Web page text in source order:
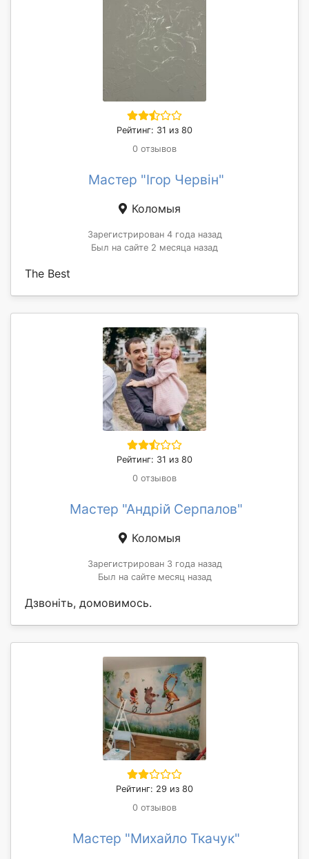
Рейтинг: 31 из 80
0 отзывов
Мастер "Ігор Червін"
Коломыя
Зарегистрирован 4 года назад
Был на сайте 2 месяца назад
The Best
Рейтинг: 31 из 80
0 отзывов
Мастер "Андрій Серпалов"
Коломыя
Зарегистрирован 3 года назад
Был на сайте месяц назад
Дзвоніть, домовимось.
Рейтинг: 29 из 80
0 отзывов
Мастер "Михайло Ткачук"